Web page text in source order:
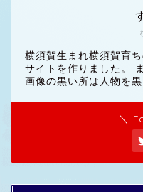
横須賀生まれ横須賀育
サイトを作りました。
画像の黒い所は人物を
＼